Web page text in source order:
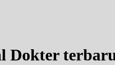
Dokter